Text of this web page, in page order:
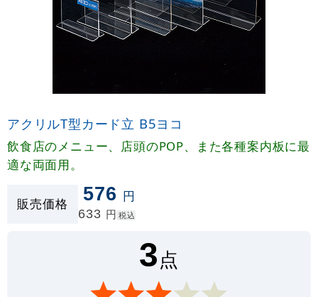
アクリルT型カード立 B5ヨコ
飲食店のメニュー、店頭のPOP、また各種案内板に最
適な両面用。
販売価格 576 円
633 円 税込
3点